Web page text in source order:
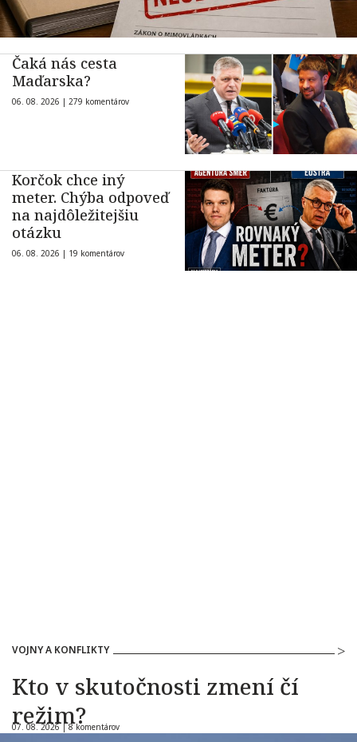
Čaká nás cesta
Maďarska?
06. 08. 2026 | 279 komentárov
Korčok chce iný
meter. Chýba odpoveď
na najdôležitejšiu
otázku
06. 08. 2026 | 19 komentárov
VOJNY A KONFLIKTY
Kto v skutočnosti zmení čí
režim?
07. 08. 2026 |8 komentárov